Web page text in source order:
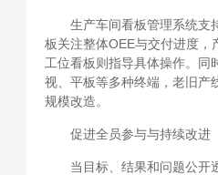
生产车间看板管理系统支
板关注整体OEE与交付进度，
工位看板则指导具体操作。同
视、平板等多种终端，老旧产
规模改造。
促进全员参与与持续改进
当目标、结果和问题公开